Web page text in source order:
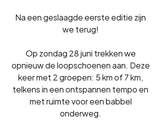
Na een geslaagde eerste editie zijn
we terug!
Op zondag 28 juni trekken we
opnieuw de loopschoenen aan. Deze
keer met 2 groepen: 5 km of 7 km,
telkens in een ontspannen tempo en
met ruimte voor een babbel
onderweg.